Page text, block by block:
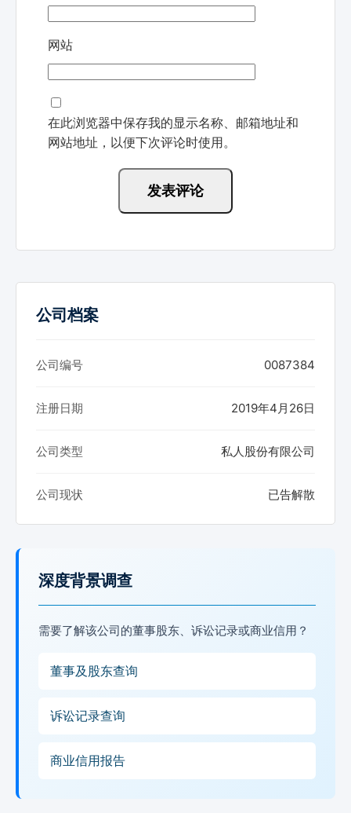
网站
在此浏览器中保存我的显示名称、邮箱地址和
网站地址，以便下次评论时使用。
公司档案
公司编号 0087384
注册日期 2019年4月26日
公司类型 私人股份有限公司
公司现状 已告解散
深度背景调查
需要了解该公司的董事股东、诉讼记录或商业信用？
董事及股东查询
诉讼记录查询
商业信用报告